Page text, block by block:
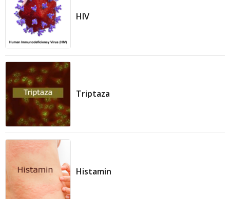
HIV
Triptaza
Histamin